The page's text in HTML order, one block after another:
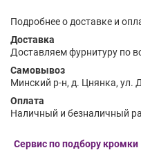
Подробнее о доставке и
Доставка
Доставляем фурнитуру по
Самовывоз
Минский р-н, д. Цнянка, ул.
Оплата
Наличный и безналичный
Сервис по подбору кромки